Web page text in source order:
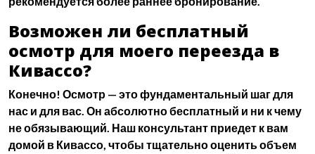
Возможен ли бесплатный
осмотр для моего переезда в
Кивассо?
Конечно! Осмотр — это фундаментальный шаг для
нас и для вас. Он абсолютно бесплатный и ни к чему
не обязывающий. Наш консультант приедет к вам
домой в Кивассо, чтобы тщательно оценить объем